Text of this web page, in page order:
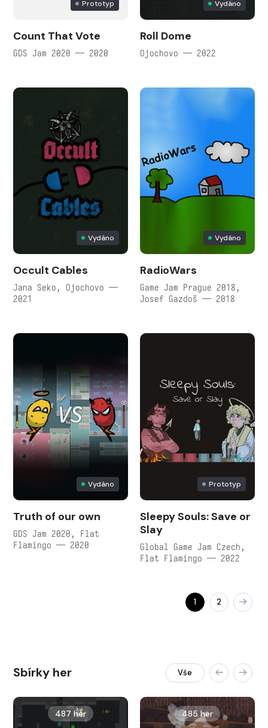
Prototyp
Count That Vote
GDS Jam 2020 — 2020
Vydáno
Roll Dome
Ojochovo — 2022
Vydáno
Occult Cables
Jana Seko, Ojochovo —
2021
Vydáno
RadioWars
Game Jam Prague 2018,
Josef Gazdoš — 2018
Vydáno
Truth of our own
GDS Jam 2020, Flat
Flamingo — 2020
Prototyp
Sleepy Souls: Save or
Slay
Global Game Jam Czech,
Flat Flamingo — 2022
1 2
Sbírky her Vše
487 her 485 her